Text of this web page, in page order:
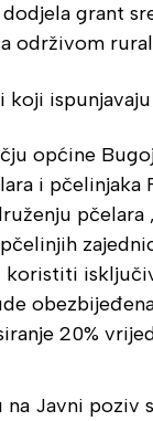
grant
održivom
koji
općine
i pčelinjaka
pčelara
20%
na Javni